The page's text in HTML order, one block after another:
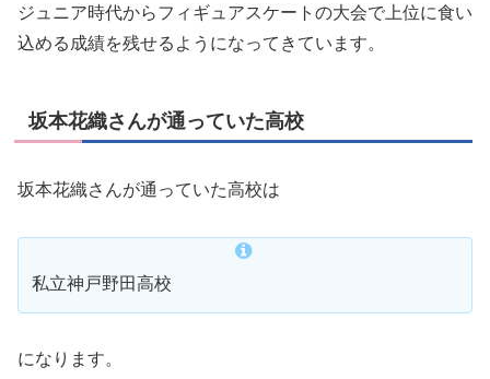
ジュニア時代からフィギュアスケートの大会で上位に食い
込める成績を残せるようになってきています。
坂本花織さんが通っていた高校
坂本花織さんが通っていた高校は
私立神戸野田高校
になります。